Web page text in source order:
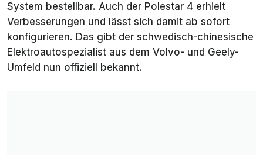
System bestellbar. Auch der Polestar 4 erhielt
Verbesserungen und lässt sich damit ab sofort
konfigurieren. Das gibt der schwedisch-chinesische
Elektroautospezialist aus dem Volvo- und Geely-
Umfeld nun offiziell bekannt.